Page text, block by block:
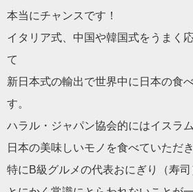
本当にチャンスです！
イタリア式、中国や韓国式をうまく
て
新日本式の輸出で世界中に日本の食
す。
ハラル・ジャパン協会的にはイスラ
日本の美味しいモノを食べていただ
特にB級グルメの代表おにぎり（寿司